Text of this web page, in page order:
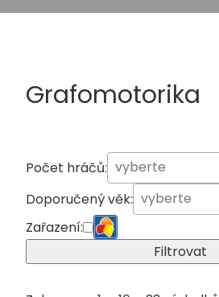
Grafomotorika
Počet hráčů:
Doporučený věk:
Zařazení:
Filtrovat